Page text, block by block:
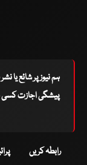
ہم نیوز پر شائع یا
پیشگی اجازت کسی
رابطہ کریں